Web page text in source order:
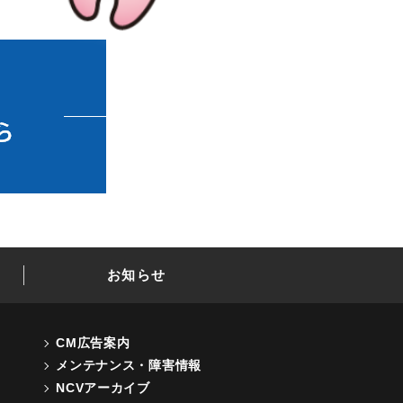
お知らせ
CM広告案内
メンテナンス・障害情報
NCVアーカイブ